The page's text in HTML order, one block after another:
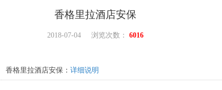
香格里拉酒店安保
2018-07-04 浏览次数： 6016
香格里拉酒店安保： 详细说明